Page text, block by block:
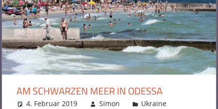
AM SCHWARZEN MEER IN ODESSA
4. Februar 2019 Simon
Ukraine